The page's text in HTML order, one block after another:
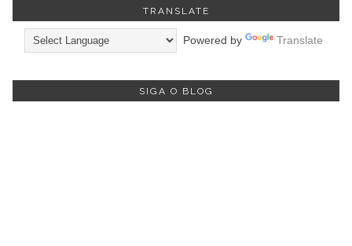
TRANSLATE
Powered by Translate
SIGA O BLOG